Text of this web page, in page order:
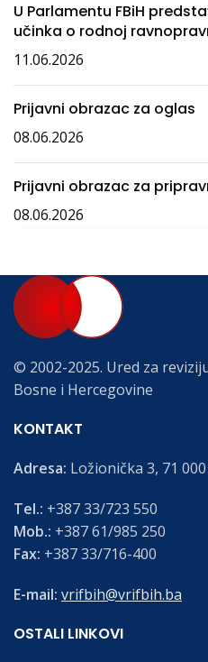
U Parlamentu FBiH
učinka o rodnoj
11.06.2026
Prijavni obrazac za oglas
08.06.2026
Prijavni obrazac za
08.06.2026
© 2002-2025. Ured za
Bosne i Hercegovine
KONTAKT
Adresa: Ložionička 3, 71
Tel.: +387 33/723 550
Mob.: +387 61/985 250
Fax: +387 33/716-400
E-mail: vrifbih@vrifbih.ba
OSTALI LINKOVI